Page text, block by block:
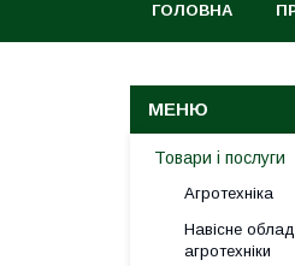
ГОЛОВНА
Товари і послуги
Агротехніка
Навісне
агротехніки